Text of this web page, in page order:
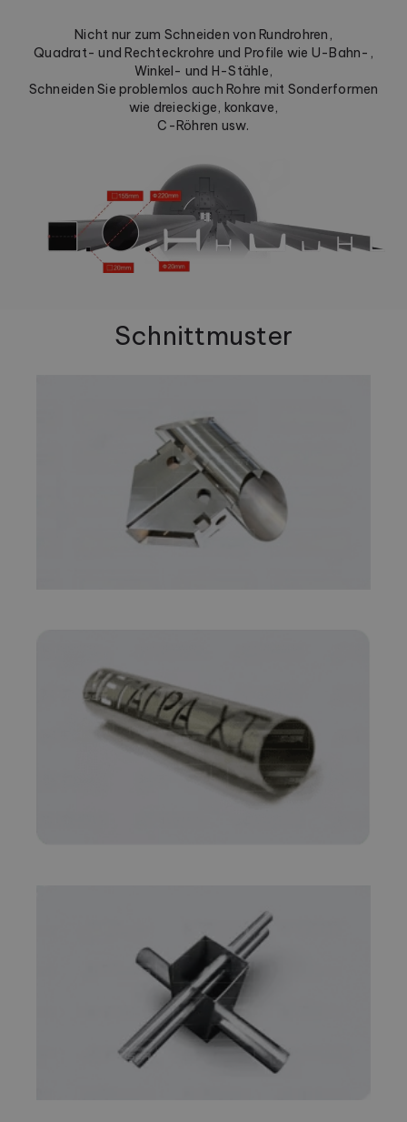
Nicht nur zum Schneiden von Rundrohren,
Quadrat- und Rechteckrohre und Profile wie U-Bahn-,
Winkel- und H-Stähle,
Schneiden Sie problemlos auch Rohre mit Sonderformen
wie dreieckige, konkave,
C-Röhren usw.
Schnittmuster